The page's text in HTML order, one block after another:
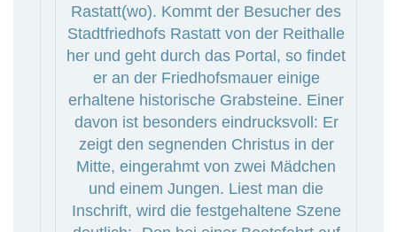
Rastatt(wo). Kommt der Besucher des
Stadtfriedhofs Rastatt von der Reithalle
her und geht durch das Portal, so findet
er an der Friedhofsmauer einige
erhaltene historische Grabsteine. Einer
davon ist besonders eindrucksvoll: Er
zeigt den segnenden Christus in der
Mitte, eingerahmt von zwei Mädchen
und einem Jungen. Liest man die
Inschrift, wird die festgehaltene Szene